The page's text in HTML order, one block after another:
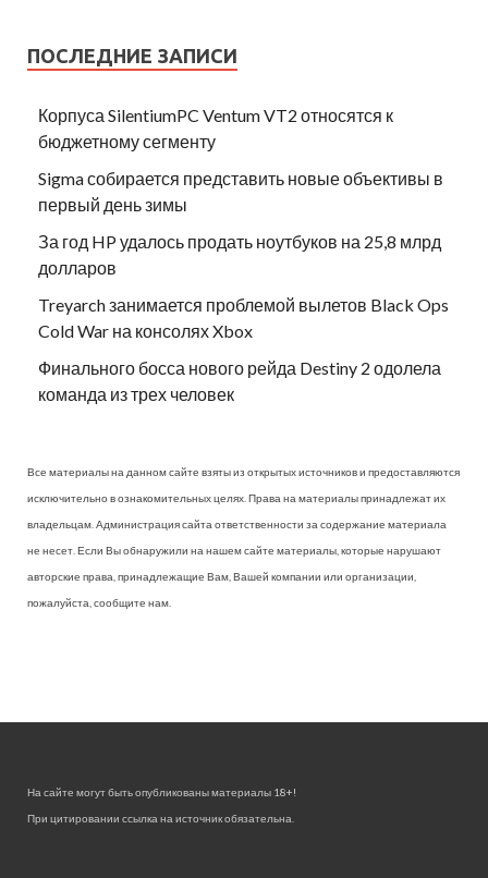
ПОСЛЕДНИЕ ЗАПИСИ
Корпуса SilentiumPC Ventum VT2 относятся к
бюджетному сегменту
Sigma собирается представить новые объективы в
первый день зимы
За год HP удалось продать ноутбуков на 25,8 млрд
долларов
Treyarch занимается проблемой вылетов Black Ops
Cold War на консолях Xbox
Финального босса нового рейда Destiny 2 одолела
команда из трех человек
Все материалы на данном сайте взяты из открытых источников и предоставляются
исключительно в ознакомительных целях. Права на материалы принадлежат их
владельцам. Администрация сайта ответственности за содержание материала
не несет. Если Вы обнаружили на нашем сайте материалы, которые нарушают
авторские права, принадлежащие Вам, Вашей компании или организации,
пожалуйста, сообщите нам.
На сайте могут быть опубликованы материалы 18+!
При цитировании ссылка на источник обязательна.